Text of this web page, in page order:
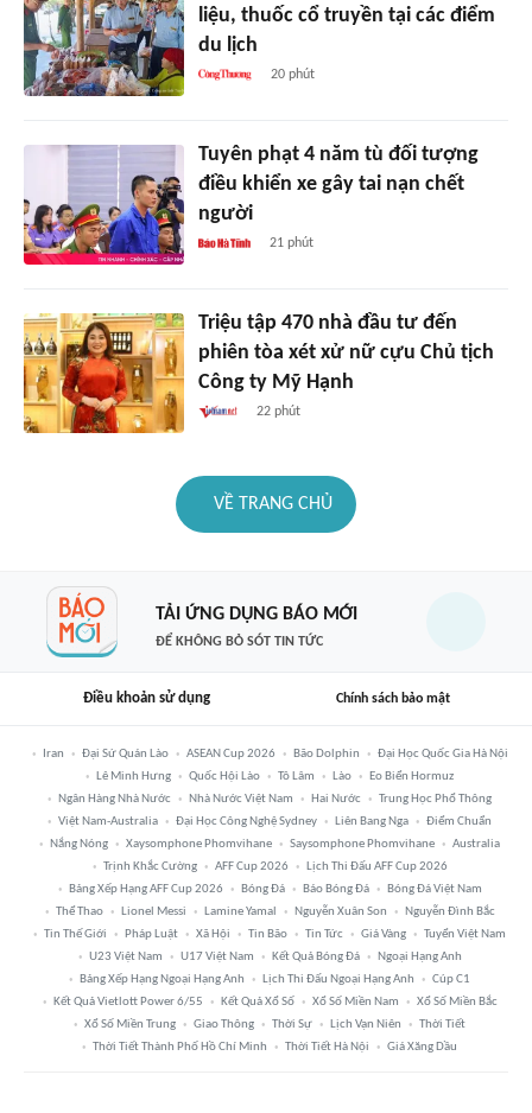
liệu, thuốc cổ truyền tại các điểm
du lịch
20 phút
Tuyên phạt 4 năm tù đối tượng
điều khiển xe gây tai nạn chết
người
21 phút
Triệu tập 470 nhà đầu tư đến
phiên tòa xét xử nữ cựu Chủ tịch
Công ty Mỹ Hạnh
22 phút
VỀ TRANG CHỦ
TẢI ỨNG DỤNG BÁO MỚI
ĐỂ KHÔNG BỎ SÓT TIN TỨC
Điều khoản sử dụng Chính sách bảo mật
Iran Đại Sứ Quán Lào ASEAN Cup 2026 Bão Dolphin
Đại Học Quốc Gia Hà Nội
Lê Minh Hưng
Quốc Hội Lào Tô Lâm Lào
Eo Biển Hormuz
Ngân Hàng Nhà Nước
Nhà Nước Việt Nam Hai Nước
Trung Học Phổ Thông
Việt Nam-Australia
Đại Học Công Nghệ Sydney Liên Bang Nga
Điểm Chuẩn
Nắng Nóng
Xaysomphone Phomvihane Saysomphone Phomvihane
Australia
Trịnh Khắc Cường
AFF Cup 2026
Lịch Thi Đấu AFF Cup 2026
Bảng Xếp Hạng AFF Cup 2026
Bóng Đá Báo Bóng Đá
Bóng Đá Việt Nam
Thể Thao
Lionel Messi Lamine Yamal Nguyễn Xuân Son
Nguyễn Đình Bắc
Tin Thế Giới
Pháp Luật Xã Hội Tin Bão Tin Tức Giá Vàng
Tuyển Việt Nam
U23 Việt Nam
U17 Việt Nam Kết Quả Bóng Đá
Ngoại Hạng Anh
Bảng Xếp Hạng Ngoại Hạng Anh
Lịch Thi Đấu Ngoại Hạng Anh
Cúp C1
Kết Quả Vietlott Power 6/55
Kết Quả Xổ Số Xổ Số Miền Nam
Xổ Số Miền Bắc
Xổ Số Miền Trung
Giao Thông Thời Sự Lịch Vạn Niên
Thời Tiết
Thời Tiết Thành Phố Hồ Chí Minh
Thời Tiết Hà Nội Giá Xăng Dầu